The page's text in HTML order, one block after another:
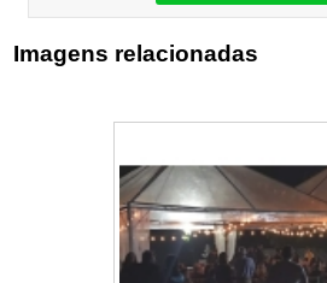
Imagens relacionadas